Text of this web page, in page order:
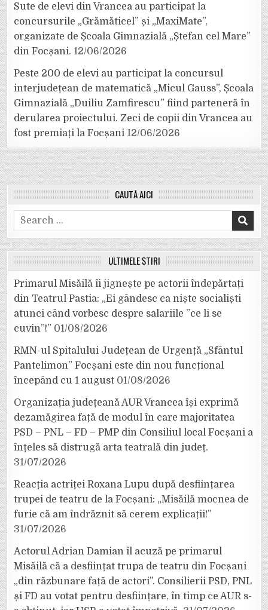
Sute de elevi din Vrancea au participat la
concursurile „Grămăticel” și „MaxiMate”,
organizate de Școala Gimnazială „Ștefan cel Mare”
din Focșani. 12/06/2026
Peste 200 de elevi au participat la concursul
interjudețean de matematică „Micul Gauss”, Școala
Gimnazială „Duiliu Zamfirescu” fiind parteneră în
derularea proiectului. Zeci de copii din Vrancea au
fost premiați la Focșani 12/06/2026
CAUTĂ AICI
Search
for:
ULTIMELE ȘTIRI
Primarul Misăilă îi jignește pe actorii îndepărtați
din Teatrul Pastia: „Ei gândesc ca niște socialiști
atunci când vorbesc despre salariile ”ce li se
cuvin”!” 01/08/2026
RMN-ul Spitalului Județean de Urgență „Sfântul
Pantelimon” Focșani este din nou funcțional
începând cu 1 august 01/08/2026
Organizația județeană AUR Vrancea își exprimă
dezamăgirea față de modul în care majoritatea
PSD – PNL – FD – PMP din Consiliul local Focșani a
înțeles să distrugă arta teatrală din județ.
31/07/2026
Reacția actriței Roxana Lupu după desființarea
trupei de teatru de la Focșani: „Misăilă mocnea de
furie că am îndrăznit să cerem explicații!”
31/07/2026
Actorul Adrian Damian îl acuză pe primarul
Misăilă că a desființat trupa de teatru din Focșani
„din răzbunare față de actori”. Consilierii PSD, PNL
și FD au votat pentru desființare, în timp ce AUR s-